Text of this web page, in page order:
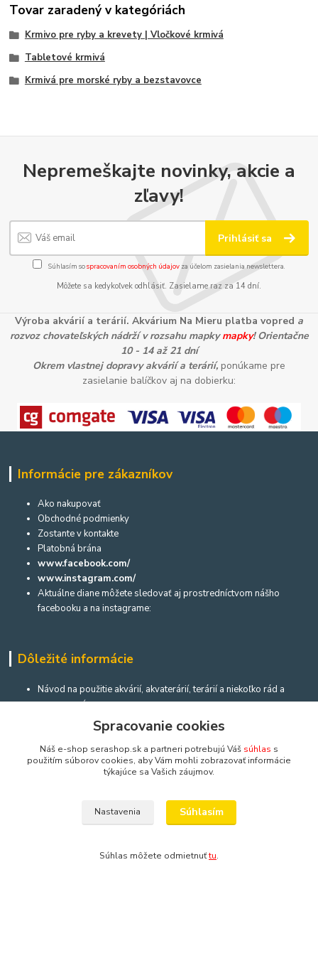
Tovar zaradený v kategóriách
Krmivo pre ryby a krevety | Vločkové krmivá
Tabletové krmivá
Krmivá pre morské ryby a bezstavovce
Nepremeškajte novinky, akcie a
zľavy!
Prihlásiť sa
Súhlasím sospracovaním osobných údajov za účelom zasielania newslettera.
Môžete sa kedykoľvek odhlásiť. Zasielame raz za 14 dní.
Výroba akvárií a terárií. Akvárium Na Mieru platba vopred a
rozvoz chovateľských nádrží v rozsahu mapkymapky! Orientačne
10 - 14 až 21 dní
Okrem vlastnej dopravy akvárií a terárií, ponúkame pre
zasielanie balíčkov aj na dobierku:
Informácie pre zákazníkov
Ako nakupovať
Obchodné podmienky
Zostante v kontakte
Platobná brána
www.facebook.com/
www.instagram.com/
Aktuálne diane môžete sledovať aj prostredníctvom nášho
facebooku a na instagrame:
Dôležité informácie
Návod na použitie akvárií, akvaterárií, terárií a niekoľko rád a
upozornení
Bratislavský rozvoz a bezpečné doručeni
Sera zasílá balíčky (Zásilkovna) i do České republiky
Prosíme o recenziu!Chceme získať referencie od všetkých zákazníkov,
Spracovanie cookies
Náš e-shop serashop.sk a partneri potrebujú Váš súhlas s
použitím súborov cookies, aby Vám mohli zobrazovať informácie
týkajúce sa Vašich záujmov.
Nastavenia Súhlasím
Súhlas môžete odmietnuťtu.